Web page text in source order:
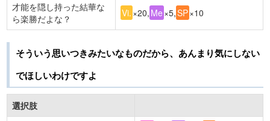
才能を隠し持った結華な
ら楽勝だよな？
Vi. ×20, Me ×5,SP×10
そういう思いつきみたいなものだから、あんまり気にしない
でほしいわけですよ
選択肢